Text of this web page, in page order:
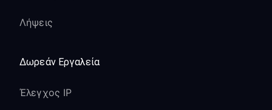
Λήψεις
Δωρεάν Εργαλεία
Έλεγχος IP